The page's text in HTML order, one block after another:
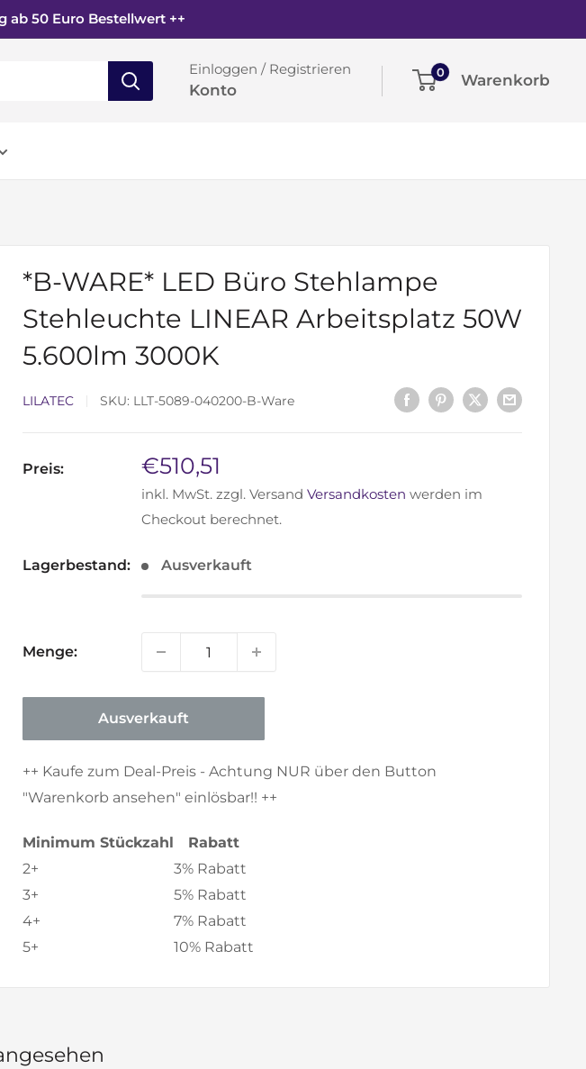
ab 50 Euro Bestellwert ++
Einloggen / Registrieren
Konto
0 Warenkorb
*B-WARE* LED Büro Stehlampe
Stehleuchte LINEAR Arbeitsplatz 50W
5.600lm 3000K
LILATEC SKU: LLT-5089-040200-B-Ware
Preis: Sonderpreis
€510,51
inkl. MwSt. zzgl. Versand Versandkosten werden im
Checkout berechnet.
Lagerbestand: Ausverkauft
Menge:
Ausverkauft
++ Kaufe zum Deal-Preis - Achtung NUR über den Button
"Warenkorb ansehen" einlösbar!! ++
Minimum Stückzahl
Rabatt
2+
3% Rabatt
3+
5% Rabatt
4+
7% Rabatt
5+
10% Rabatt